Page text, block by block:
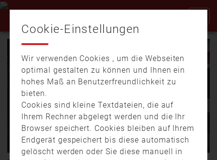
Video
Cookie-Einstellungen
Wir verwenden Cookies , um die Webseiten
optimal gestalten zu können und Ihnen ein
hohes Maß an Benutzerfreundlichkeit zu
bieten.
Cookies sind kleine Textdateien, die auf
Ihrem Rechner abgelegt werden und die Ihr
Browser speichert. Cookies bleiben auf Ihrem
Endgerät gespeichert bis diese automatisch
gelöscht werden oder Sie diese manuell in